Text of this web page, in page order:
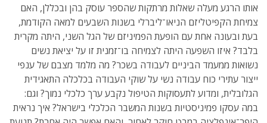
אותו הרגע מעלה שאלות מרתקות שהספר עוסק בהן ובכללן, האם
צמיחת הקפיטליזם הניאו־ליברלי בשנות השבעים למאה הקודמת,
בעת ובעונה אחת עם הופעת הפמיניזם של הגל השני, היתה מקרית
בלבד? איזו השפעה היתה לצמיחה בו־זמנית זו על יציאת נשים
נשואות ממעמד הביניים לעבודה בשכר? מה מלמד מצבם של ענפי
ייצור עתירי כוח עבודה נשי על שוקי העבודה בכלכלה התאגידית
הגלובלית, ומדוע לתעסוקות הטיפול נקבע ערך כלכלי נמוך? וגם:
במה עסקו פמיניסטיות בשנות המשבר הכלכלי בישראל? איך נראית